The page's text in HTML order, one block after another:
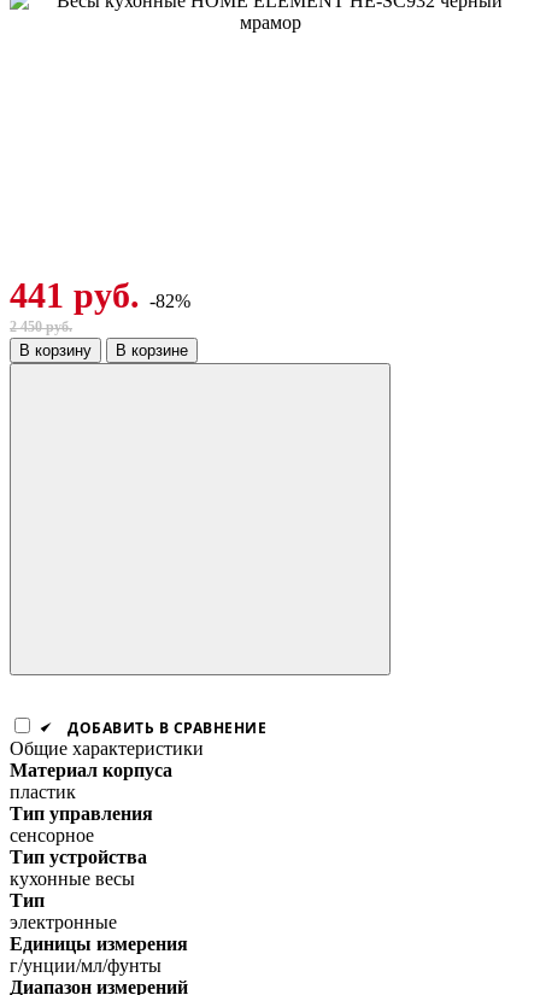
441 руб. -82%
2 450 руб.
В корзину В корзине
ДОБАВИТЬ В СРАВНЕНИЕ
Общие характеристики
Материал корпуса
пластик
Тип управления
сенсорное
Тип устройства
кухонные весы
Тип
электронные
Единицы измерения
г/унции/мл/фунты
Диапазон измерений